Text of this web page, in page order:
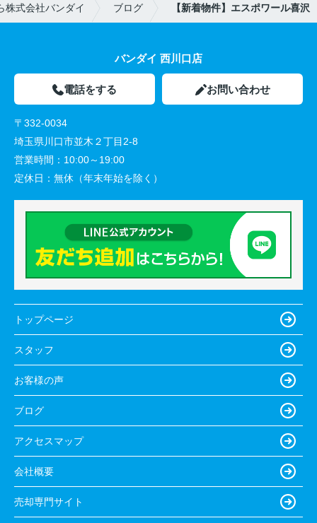
株式会社バンダイ ブログ 【新着物件】エスポワール喜沢
バンダイ 西川口店
電話をする お問い合わせ
〒332-0034
埼玉県川口市並木２丁目2-8
営業時間： 10:00～19:00
定休日： 無休（年末年始を除く）
トップページ
スタッフ
お客様の声
ブログ
アクセスマップ
会社概要
売却専門サイト